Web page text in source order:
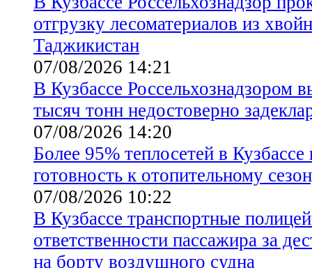
отгрузку лесоматериалов из
Таджикистан
07/08/2026 14:21
В Кузбассе Россельхознадзором
тысяч тонн недостоверно
07/08/2026 14:20
Более 95% теплосетей в
готовность к отопительному
07/08/2026 10:22
В Кузбассе транспортные
ответственности пассажира за
на борту воздушного судна